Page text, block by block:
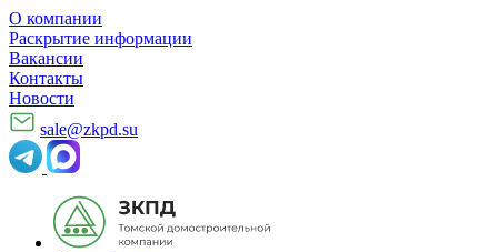
О компании
Раскрытие информации
Вакансии
Контакты
Новости
sale@zkpd.su